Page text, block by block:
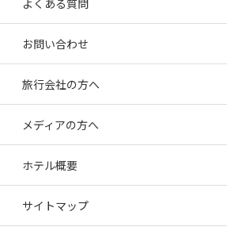
よくある質問
お問い合わせ
旅行会社の方へ
メディアの方へ
ホテル概要
サイトマップ